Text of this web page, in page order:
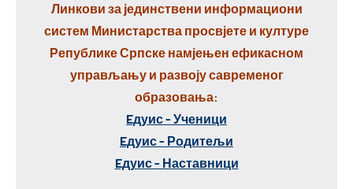
Линкови за јединствени информациони
систем Министарства просвјете и културе
Републике Српске намјењен ефикасном
управљању и развоју савременог
образовања:
Eдуис - Ученици
Eдуис - Родитељи
Eдуис - Наставници